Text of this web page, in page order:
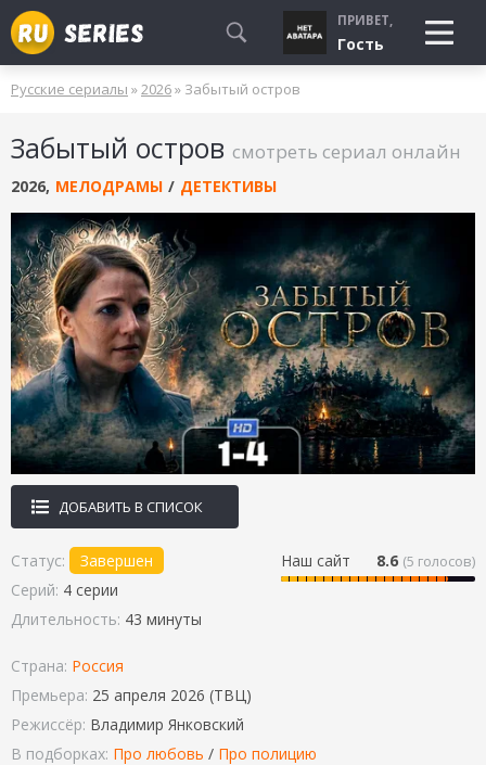
СМОТРЮ
БУДУ СМОТРЕТЬ
УЖЕ СМОТРЕЛ
ПРИВЕТ,
Гость
Русские сериалы »2026» Забытый остров
Забытый остров смотреть сериал онлайн
2026, МЕЛОДРАМЫ / ДЕТЕКТИВЫ
ДОБАВИТЬ В СПИСОК
Наш сайт 8.6 (5 голосов)
Статус:
Завершен
Серий: 4 серии
Длительность: 43 минуты
Страна: Россия
Премьера: 25 апреля 2026 (ТВЦ)
Режиссёр: Владимир Янковский
В подборках: Про любовь / Про полицию